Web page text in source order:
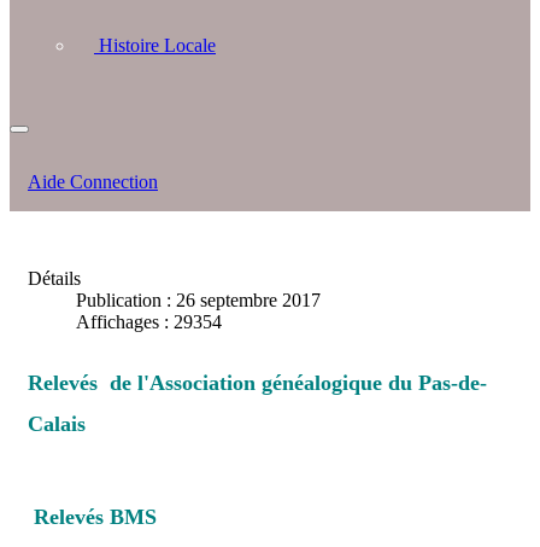
Histoire Locale
Aide Connection
Détails
Publication : 26 septembre 2017
Affichages : 29354
Relevés de l'Association généalogique du Pas-de-
Calais
Relevés BMS